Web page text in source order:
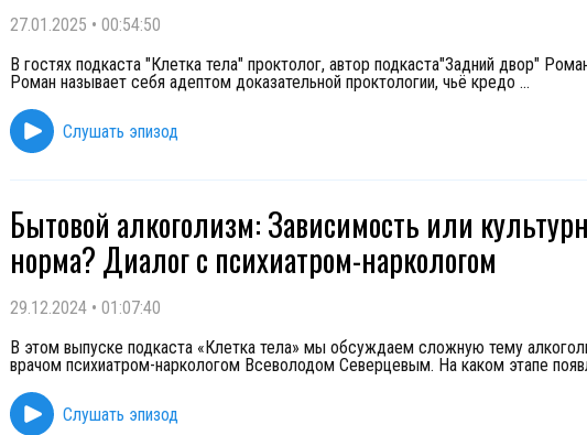
27.01.2025 • 00:54:50
В гостях подкаста "Клетка тела" проктолог, автор подкаста"Задний двор"
Роман называет себя адептом доказательной проктологии, чьё кредо ...
Слушать эпизод
Бытовой алкоголизм: Зависимость или
норма? Диалог с психиатром-наркологом
29.12.2024 • 01:07:40
В этом выпуске подкаста «Клетка тела» мы обсуждаем сложную тему
врачом психиатром-наркологом Всеволодом Северцевым. На каком этапе
Слушать эпизод